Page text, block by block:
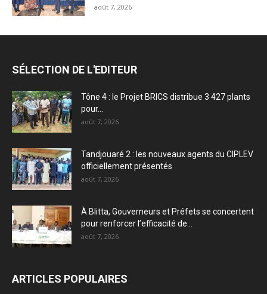
août 7, 2026
SÉLECTION DE L'EDITEUR
Tône 4 : le Projet BRICS distribue 3 427 plants
pour...
août 7, 2026
Tandjouaré 2 : les nouveaux agents du CIPLEV
officiellement présentés
août 7, 2026
À Blitta, Gouverneurs et Préfets se concertent
pour renforcer l’efficacité de...
août 7, 2026
ARTICLES POPULAIRES